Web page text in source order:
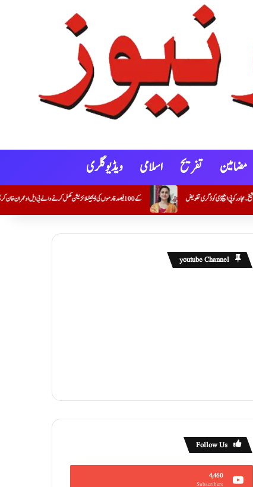
مضامین تفریح اسلامی ویڈیو گلری
کنوٹ شہر و گوکونڈہ علاقے میں خصوصی گہری نظرِ ثانی (SIR) کے 100 فیصد فارموں کی ڈیجیٹلائزیشن مکمل کرنے والے بی ایل او عمران خان کریم خان (معاون مدرس) کی اعزازی تقریب
youtube Channel
Follow Us
4,460
Subscribers